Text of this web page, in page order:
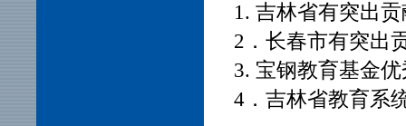
1. 吉林省有突出贡
2．长春市有突出
3. 宝钢教育基金优
4．吉林省教育系